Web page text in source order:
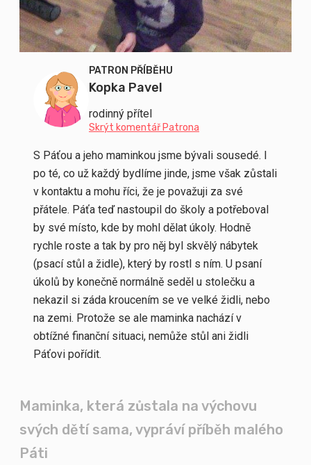
PATRON PŘÍBĚHU
Kopka Pavel
rodinný přítel
Skrýt komentář Patrona
S Páťou a jeho maminkou jsme bývali sousedé. I
po té, co už každý bydlíme jinde, jsme však zůstali
v kontaktu a mohu říci, že je považuji za své
přátele. Páťa teď nastoupil do školy a potřeboval
by své místo, kde by mohl dělat úkoly. Hodně
rychle roste a tak by pro něj byl skvělý nábytek
(psací stůl a židle), který by rostl s ním. U psaní
úkolů by konečně normálně seděl u stolečku a
nekazil si záda kroucením se ve velké židli, nebo
na zemi. Protože se ale maminka nachází v
obtížné finanční situaci, nemůže stůl ani židli
Páťovi pořídit.
Maminka, která zůstala na výchovu
svých dětí sama, vypráví příběh malého
Páti